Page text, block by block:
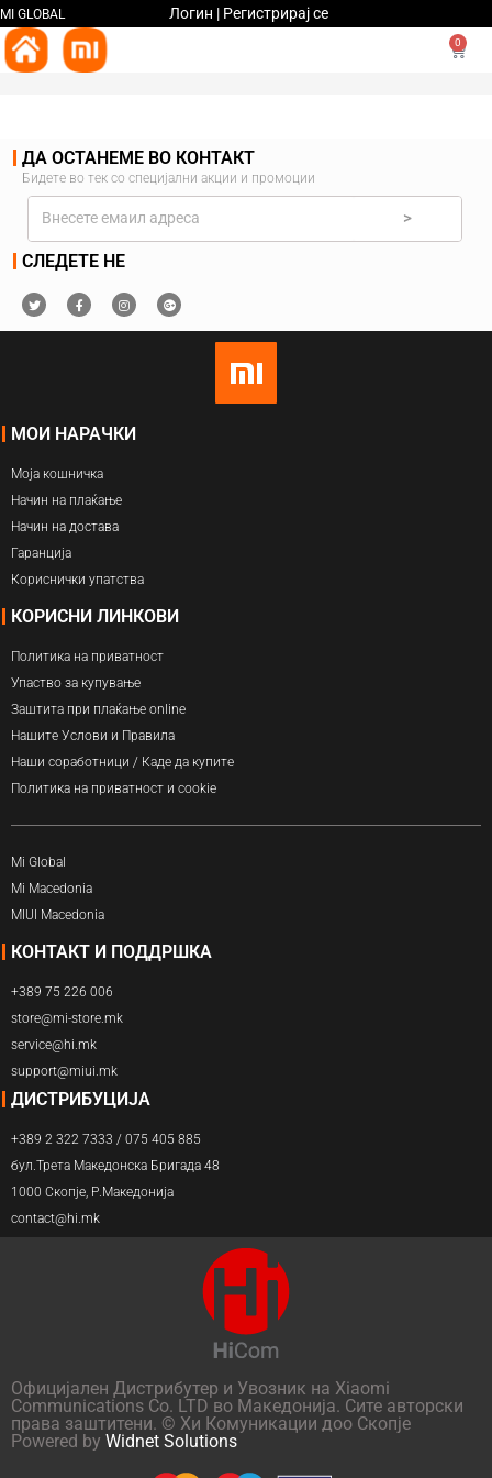
MI GLOBAL Логин | Регистрирај се
0
ДА ОСТАНЕМЕ ВО КОНТАКТ
Бидете во тек со специјални акции и промоции
>
СЛЕДЕТЕ НЕ
МОИ НАРАЧКИ
Моја кошничка
Начин на плаќање
Начин на достава
Гаранција
Кориснички упатства
КОРИСНИ ЛИНКОВИ
Политика на приватност
Упаство за купување
Заштита при плаќање online
Нашите Услови и Правила
Наши соработници / Каде да купите
Политика на приватност и cookie
Mi Global
Mi Macedonia
MIUI Macedonia
КОНТАКТ И ПОДДРШКА
+389 75 226 006
store@mi-store.mk
service@hi.mk
support@miui.mk
ДИСТРИБУЦИЈА
+389 2 322 7333 / 075 405 885
бул.Трета Македонска Бригада 48
1000 Скопје, Р.Македонија
contact@hi.mk
Официјален Дистрибутер и Увозник на Xiaomi
Communications Co. LTD во Македонија. Сите авторски
права заштитени. © Хи Комуникации доо Скопје
Powered by Widnet Solutions